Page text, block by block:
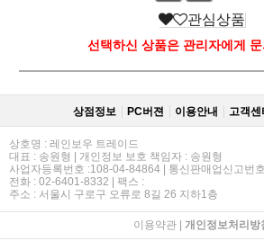
관심상품
선택하신 상품은 관리자에게
상점정보 PC버젼 이용안내 고객센
상호명 : 레인보우 트레이드
대표 : 송원형 | 개인정보 보호 책임자 : 송원형
사업자등록번호 :108-04-84864 | 통신판매업신고번
전화 : 02-6401-8332 | 팩스 :
주소 : 서울시 구로구 오류로 8길 26 지하1층
이용약관| 개인정보처리방